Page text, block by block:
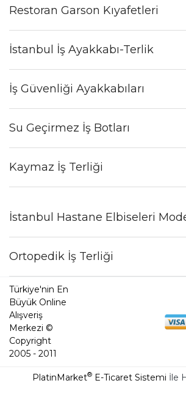
Restoran Garson Kıyafetleri
İstanbul İş Ayakkabı-Terlik
İş Güvenliği Ayakkabıları
Su Geçirmez İş Botları
Kaymaz İş Terliği
İstanbul Hastane Elbiseleri
Ortopedik İş Terliği
Türkiye'nin En
Büyük Online
Alışveriş
Merkezi ©
Copyright
2005 - 2011
PlatinMarket® E-Ticaret Sistemi İle